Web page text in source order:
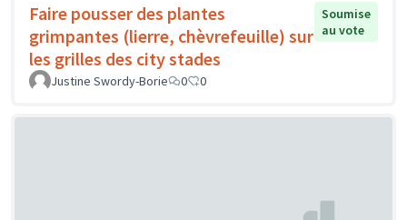
Faire pousser des plantes
grimpantes (lierre, chèvrefeuille) sur
les grilles des city stades
Soumise
au vote
Justine Swordy-Borie 0 0